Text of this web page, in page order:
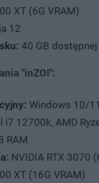
XT (6G VRAM)
12
40 GB
"inZOI":
Windows 10/11
i7 12700k, AMD
RAM
NVIDIA RTX 3070
XT (16G VRAM)